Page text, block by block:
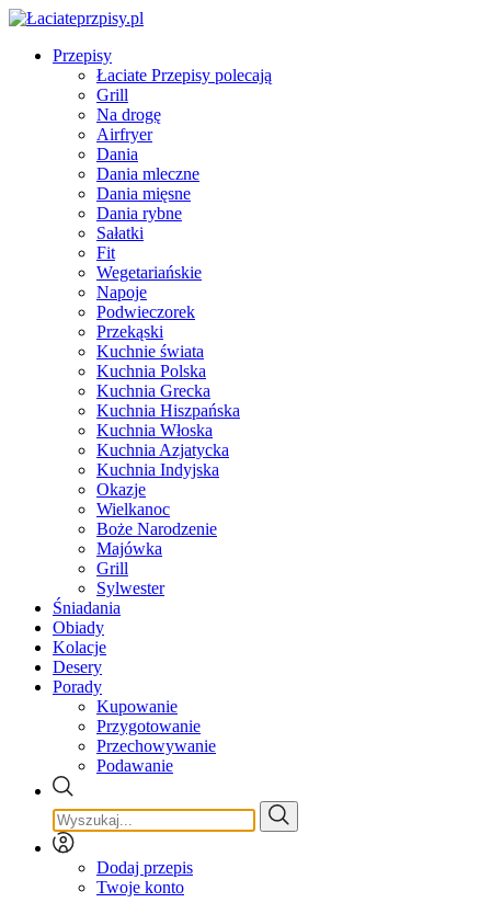
Przepisy
Łaciate Przepisy polecają
Grill
Na drogę
Airfryer
Dania
Dania mleczne
Dania mięsne
Dania rybne
Sałatki
Fit
Wegetariańskie
Napoje
Podwieczorek
Przekąski
Kuchnie świata
Kuchnia Polska
Kuchnia Grecka
Kuchnia Hiszpańska
Kuchnia Włoska
Kuchnia Azjatycka
Kuchnia Indyjska
Okazje
Wielkanoc
Boże Narodzenie
Majówka
Grill
Sylwester
Śniadania
Obiady
Kolacje
Desery
Porady
Kupowanie
Przygotowanie
Przechowywanie
Podawanie
Dodaj przepis
Twoje konto